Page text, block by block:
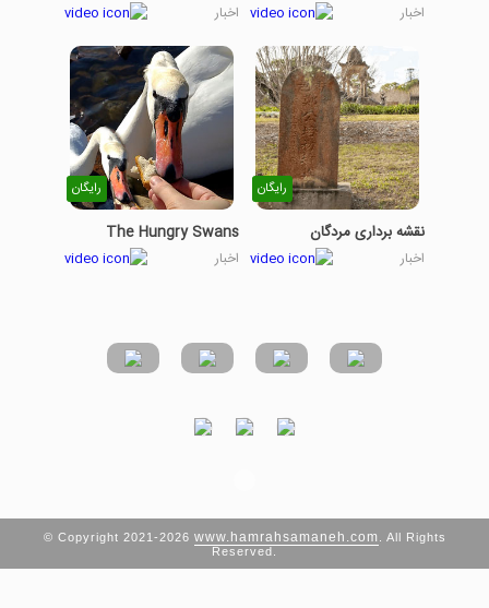
اخبار اخبار
رایگان
نقشه برداری مردگان
اخبار
رایگان
The Hungry Swans
اخبار
© Copyright 2021-2026 www.hamrahsamaneh.com
. All Rights
Reserved.